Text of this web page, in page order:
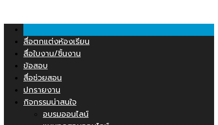
content
สื่อตกแต่งห้องเรียน
สื่อใบงาน/ชิ้นงาน
ข้อสอบ
สื่อช่วยสอน
ปกรายงาน
กิจกรรมน่าสนใจ
อบรมออนไลน์